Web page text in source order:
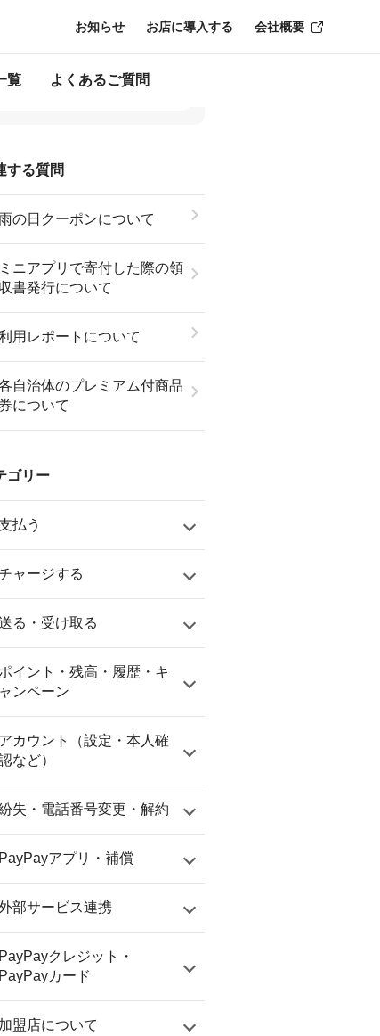
覧 よくあるご質問
お知らせ お店に導入する 会社概要
する質問
の日クーポンについて
ミニアプリで寄付した際の領
収書発行について
用レポートについて
自治体のプレミアム付商品
券について
ゴリー
払う
ャージする
る・受け取る
ポイント・残高・履歴・キ
ャンペーン
アカウント（設定・本人確
など）
失・電話番号変更・解約
PayPayアプリ・補償
部サービス連携
PayPayクレジット・
PayPayカード
加盟店について